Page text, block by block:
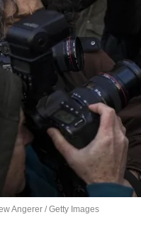
Angerer / Getty Images